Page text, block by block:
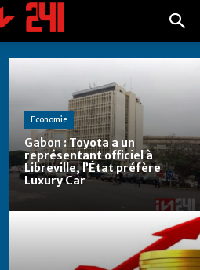
Economie
Gabon : Toyota a un
représentant officiel à
Libreville, l’État préfère
Luxury Car